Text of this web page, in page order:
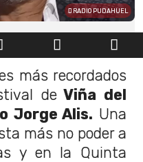
RADIO PUDAHUEL
más recordados
deViña del
Jorge Alis. Una
más no poder a
y en la Quinta